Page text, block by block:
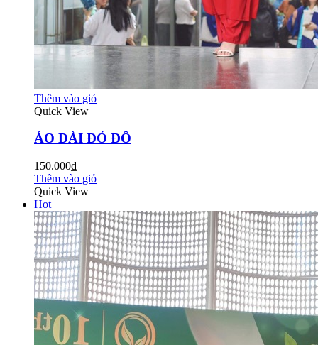
Thêm vào giỏ
Quick View
ÁO DÀI ĐỎ ĐÔ
150.000₫
Thêm vào giỏ
Quick View
Hot